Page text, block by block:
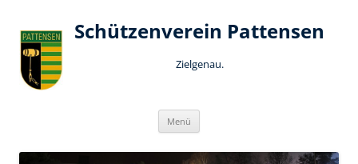
Schützenverein Pattensen
Zielgenau.
Menü